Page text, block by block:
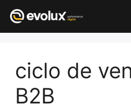
conteúdo
ciclo de
B2B